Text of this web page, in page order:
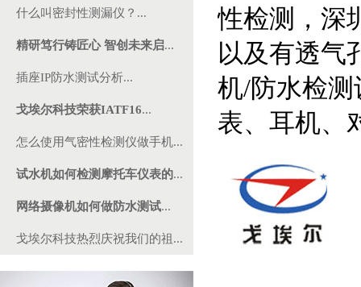
什么叫密封性测漏仪？...
精研笃行铸匠心 智创未来启...
插座IP防水测试分析...
戈埃尔科技荣获IATF16...
怎么使用气密性检测仪做手机...
试水机如何检测摩托车仪表的...
网络摄像机如何做防水测试...
戈埃尔科技热烈庆祝我们的祖...
性检测，深
以及有透气
机/防水检
表、耳机、